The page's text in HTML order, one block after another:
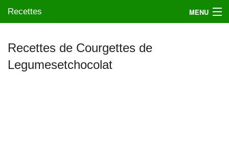
Recettes MENU
Mes blogs préférés
Recettes de Courgettes de
Legumesetchocolat